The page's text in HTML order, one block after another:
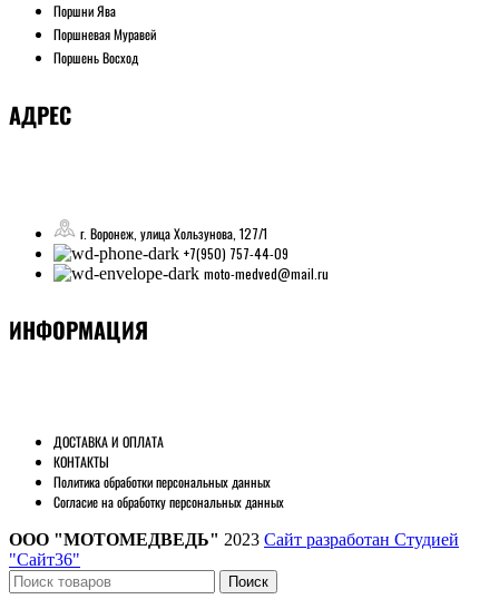
Поршни Ява
Поршневая Муравей
Поршень Восход
АДРЕС
г. Воронеж, улица Хользунова, 127/1
+7(950) 757-44-09
moto-medved@mail.ru
ИНФОРМАЦИЯ
ДОСТАВКА И ОПЛАТА
КОНТАКТЫ
Политика обработки персональных данных
Согласие на обработку персональных данных
ООО "МОТОМЕДВЕДЬ" 2023 Сайт разработан Студией
"Сайт36"
Поиск